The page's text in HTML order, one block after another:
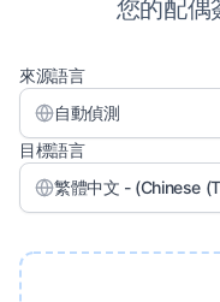
您的配偶
來源語言
自動偵測
目標語言
繁體中文 - (Chinese